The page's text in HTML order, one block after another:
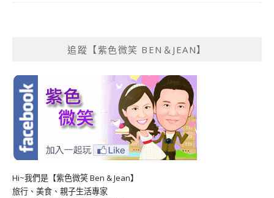
追蹤【紫色微笑 BEN＆JEAN】
Hi~我們是【紫色微笑 Ben & Jean】
旅行、美食、親子生活專家